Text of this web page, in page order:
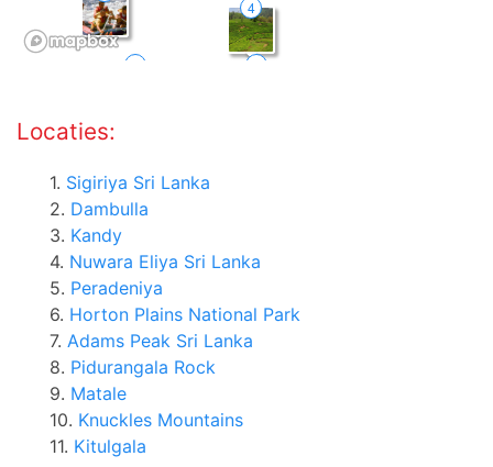
Locaties:
1. Sigiriya Sri Lanka
2. Dambulla
3. Kandy
4. Nuwara Eliya Sri Lanka
5. Peradeniya
6. Horton Plains National Park
7. Adams Peak Sri Lanka
8. Pidurangala Rock
9. Matale
10. Knuckles Mountains
11. Kitulgala